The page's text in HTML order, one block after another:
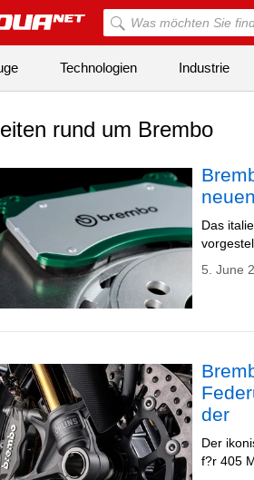
Technologien Industrie
rund um Brembo
Das
5. June
der
Der
f?r 405